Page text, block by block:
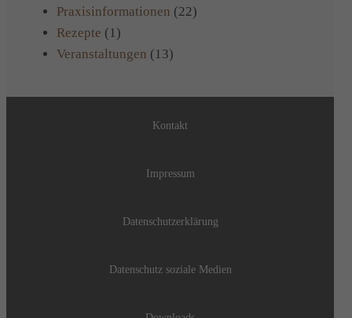
Praxisinformationen (22)
Rezepte (1)
Veranstaltungen (13)
Kontakt
Impressum
Datenschutzerklärung
Datenschutz soziale Medien